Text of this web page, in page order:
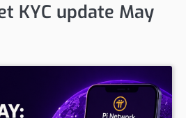
KYC update May